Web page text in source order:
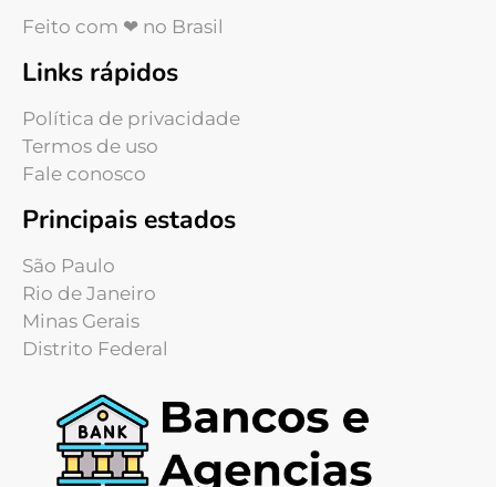
Feito com ❤ no Brasil
Links rápidos
Política de privacidade
Termos de uso
Fale conosco
Principais estados
São Paulo
Rio de Janeiro
Minas Gerais
Distrito Federal